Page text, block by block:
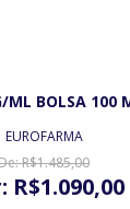
ML BOLSA 100
EUROFARMA
R$1.485,00
R$1.090,00